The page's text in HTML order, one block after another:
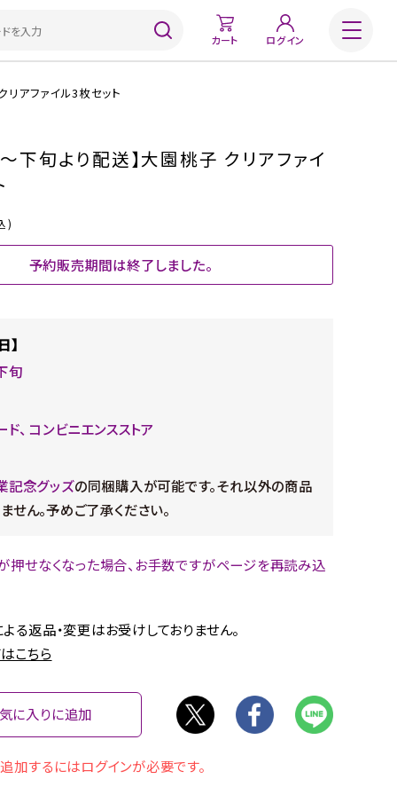
カート ログイン
アファイル3枚セット
下旬より配送】大園桃子 クリアファイ
)
予約販売期間は終了しました。
】
旬
ド、 コンビニエンスストア
記念グッズの同梱購入が可能です。それ以外の商品
せん。予めご了承ください。
押せなくなった場合、お手数ですがページを再読み込
る返品・変更はお受けしておりません。
こちら
に入りに追加
加するにはログインが必要です。